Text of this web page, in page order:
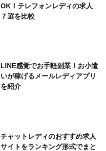
OK！テレフォンレディの求人
７選を比較
LINE感覚でお手軽副業！お小遣
いが稼げるメールレディアプリ
を紹介
チャットレディのおすすめ求人
サイトをランキング形式でまと